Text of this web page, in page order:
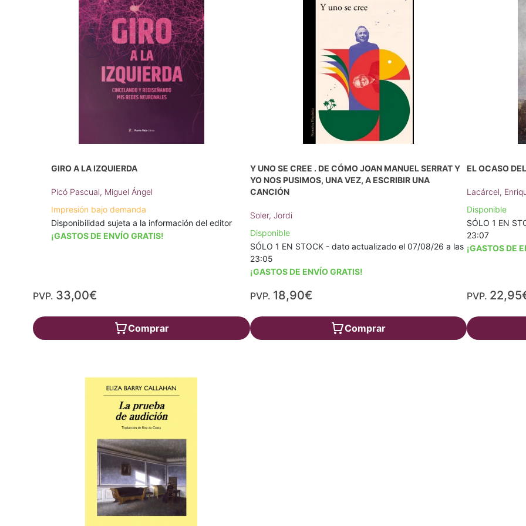
GIRO A LA IZQUIERDA
Picó Pascual, Miguel Ángel
Impresión bajo demanda
Disponibilidad sujeta a la información del editor
¡GASTOS DE ENVÍO GRATIS!
PVP. 33,00€
Comprar
Y UNO SE CREE . DE CÓMO JOAN MANUEL SERRAT Y
YO NOS PUSIMOS, UNA VEZ, A ESCRIBIR UNA
CANCIÓN
Soler, Jordi
Disponible
SÓLO 1 EN STOCK - dato actualizado el 07/08/26 a las
23:05
¡GASTOS DE ENVÍO GRATIS!
PVP. 18,90€
Comprar
EL OCASO
Lacárcel,
Disponible
SÓLO 1 EN
23:07
¡GASTOS DE
PVP.